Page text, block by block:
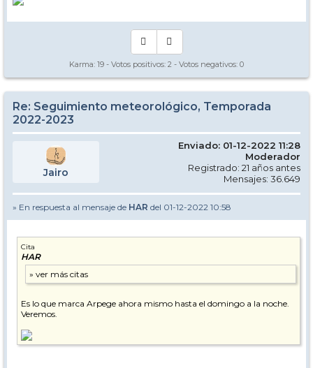
Karma: 19 - Votos positivos: 2 - Votos negativos: 0
Re: Seguimiento meteorológico, Temporada
2022-2023
Jairo
Enviado: 01-12-2022 11:28
Moderador
Registrado: 21 años antes
Mensajes: 36.649
» En respuesta al mensaje de HAR del 01-12-2022 10:58
Cita
HAR
Es lo que marca Arpege ahora mismo hasta el domingo a la noche.
Veremos.